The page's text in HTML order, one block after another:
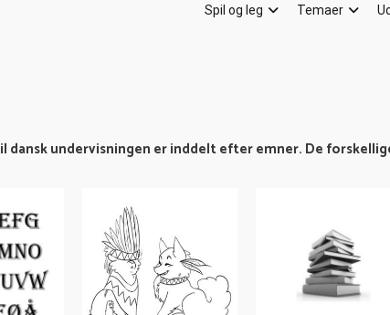
Spil og leg Temaer
dansk undervisningen er inddelt efter emner. De